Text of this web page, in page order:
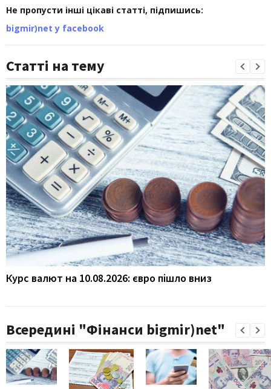
Не пропусти інші цікаві статті, підпишись:
bigmir)net у facebook
Статті на тему
Курс валют на 10.08.2026: євро пішло вниз
Всередині "Фінанси bigmir)net"